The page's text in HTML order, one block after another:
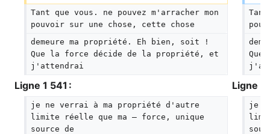
Tant que vous. ne pouvez m'arracher mon
pouvoir sur une chose, cette chose
demeure ma propriété. Eh bien, soit !
Que la force décide de la propriété, et
j'attendrai
Ligne 1 541 : Ligne 1
je ne verrai à ma propriété d'autre
limite réelle que ma — force, unique
source de
je